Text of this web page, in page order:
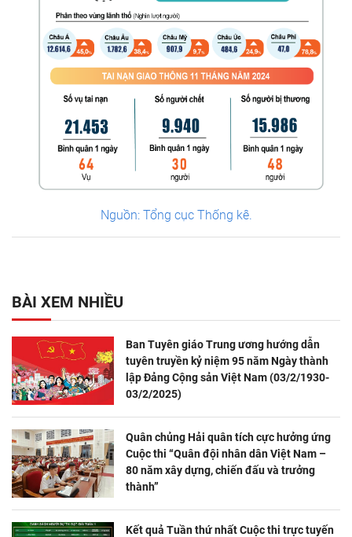
Nguồn: Tổng cục Thống kê.
BÀI XEM NHIỀU
Ban Tuyên giáo Trung ương hướng dẫn
tuyên truyền kỷ niệm 95 năm Ngày thành
lập Đảng Cộng sản Việt Nam (03/2/1930-
03/2/2025)
Quân chủng Hải quân tích cực hưởng ứng
Cuộc thi “Quân đội nhân dân Việt Nam –
80 năm xây dựng, chiến đấu và trưởng
thành”
Kết quả Tuần thứ nhất Cuộc thi trực tuyến